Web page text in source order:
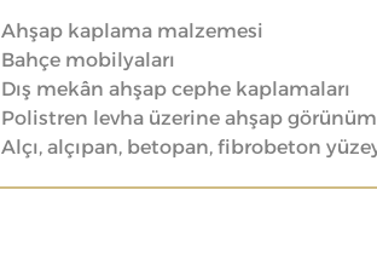
Ahşap kaplama malzemesi
Bahçe mobilyaları
Dış mekân ahşap cephe kaplamaları
Polistren levha üzerine ahşap
Alçı, alçıpan, betopan, fibrobeton